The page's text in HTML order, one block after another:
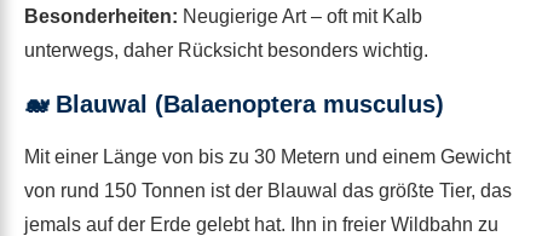
Besonderheiten: Neugierige Art – oft mit Kalb
unterwegs, daher Rücksicht besonders wichtig.
🐋 Blauwal (Balaenoptera musculus)
Mit einer Länge von bis zu 30 Metern und einem Gewicht
von rund 150 Tonnen ist der Blauwal das größte Tier, das
jemals auf der Erde gelebt hat. Ihn in freier Wildbahn zu